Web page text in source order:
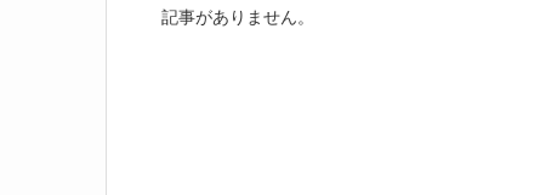
記事がありません。